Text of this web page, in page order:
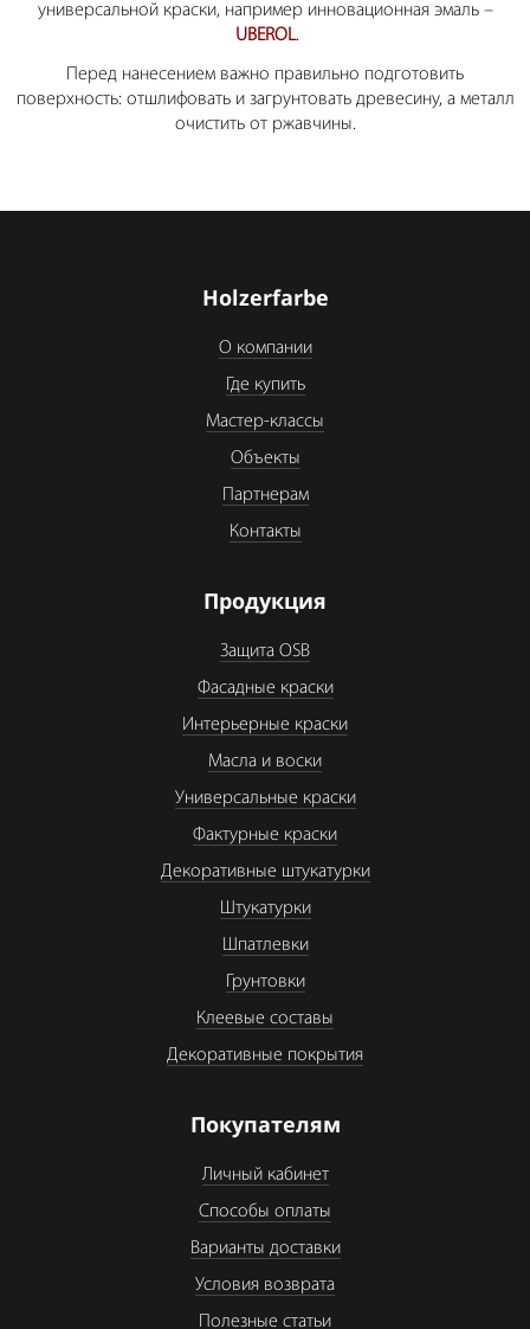
универсальной краски, например инновационная эмаль –
UBEROL.
Перед нанесением важно правильно подготовить
поверхность: отшлифовать и загрунтовать древесину, а металл
очистить от ржавчины.
Holzerfarbe
О компании
Где купить
Мастер-классы
Объекты
Партнерам
Контакты
Продукция
Защита OSB
Фасадные краски
Интерьерные краски
Масла и воски
Универсальные краски
Фактурные краски
Декоративные штукатурки
Штукатурки
Шпатлевки
Грунтовки
Клеевые составы
Декоративные покрытия
Покупателям
Личный кабинет
Способы оплаты
Варианты доставки
Условия возврата
Полезные статьи